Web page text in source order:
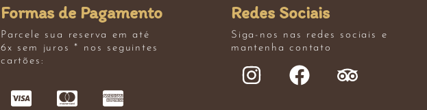
Formas de Pagamento
Parcele sua reserva em até
6x sem juros * nos seguintes
cartões:
Redes Sociais
Siga-nos nas redes sociais e
mantenha contato